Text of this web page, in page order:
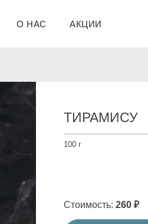
О НАС АКЦИИ
Стоимость: 260 ₽
ТИРАМИСУ
100 г